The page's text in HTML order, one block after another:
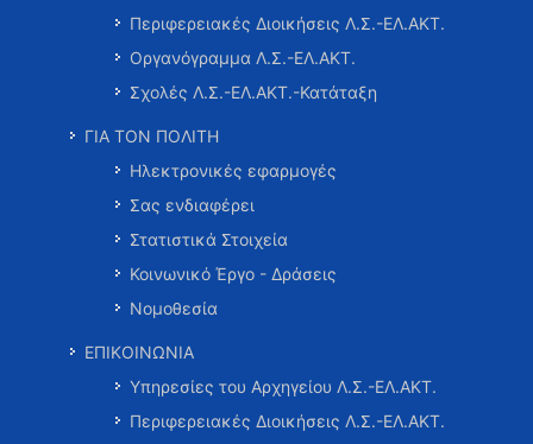
Περιφερειακές Διοικήσεις Λ.Σ.-ΕΛ.ΑΚΤ.
Οργανόγραμμα Λ.Σ.-ΕΛ.ΑΚΤ.
Σχολές Λ.Σ.-ΕΛ.ΑΚΤ.-Κατάταξη
ΓΙΑ ΤΟΝ ΠΟΛΙΤΗ
Ηλεκτρονικές εφαρμογές
Σας ενδιαφέρει
Στατιστικά Στοιχεία
Κοινωνικό Έργο - Δράσεις
Νομοθεσία
ΕΠΙΚΟΙΝΩΝΙΑ
Υπηρεσίες του Αρχηγείου Λ.Σ.-ΕΛ.ΑΚΤ.
Περιφερειακές Διοικήσεις Λ.Σ.-ΕΛ.ΑΚΤ.